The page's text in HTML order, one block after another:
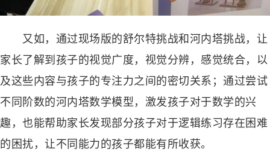
又如，通过现场版的舒尔特挑战和河内塔挑战，让
家长了解到孩子的视觉广度，视觉分辨，感觉统合，以
及这些内容与孩子的专注力之间的密切关系；通过尝试
不同阶数的河内塔数学模型，激发孩子对于数学的兴
趣，也能帮助家长发现部分孩子对于逻辑练习存在困难
的困扰，让不同能力的孩子都能有所收获。